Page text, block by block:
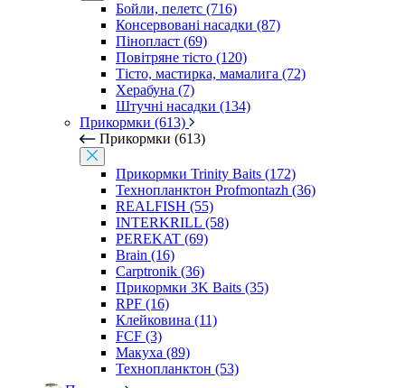
Бойли, пелетс (716)
Консервовані насадки (87)
Пінопласт (69)
Повітряне тісто (120)
Тісто, мастирка, мамалига (72)
Херабуна (7)
Штучні насадки (134)
Прикормки (613)
Прикормки (613)
Прикормки Trinity Baits (172)
Технопланктон Profmontazh (36)
REALFISH (55)
INTERKRILL (58)
PEREKAT (69)
Brain (16)
Carptronik (36)
Прикормки 3K Baits (35)
RPF (16)
Клейковина (11)
FCF (3)
Макуха (89)
Технопланктон (53)